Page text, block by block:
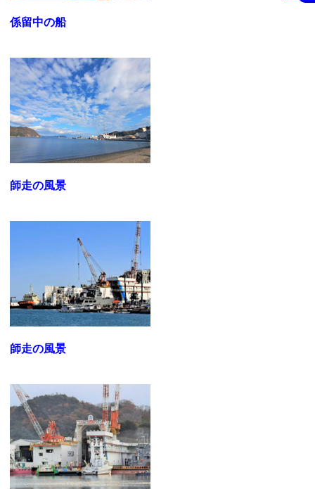
係留中の船
師走の風景
師走の風景